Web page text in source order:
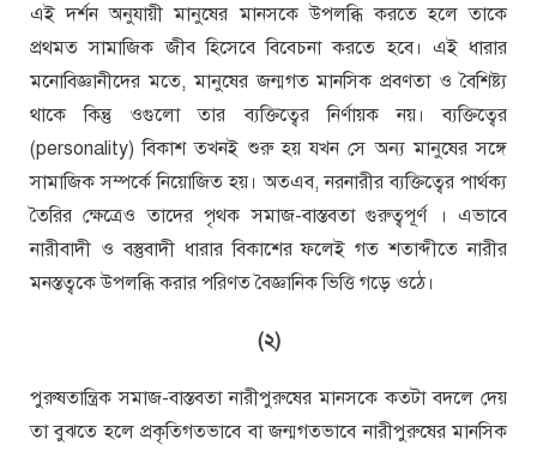
এই দর্শন অনুযায়ী মানুষের মানসকে উপলব্ধি করতে হলে তাকে
প্রথমত সামাজিক জীব হিসেবে বিবেচনা করতে হবে। এই ধারার
মনোবিজ্ঞানীদের মতে, মানুষের জন্মগত মানসিক প্রবণতা ও বৈশিষ্ট্য
থাকে কিন্তু ওগুলো তার ব্যক্তিত্বের নির্ণায়ক নয়। ব্যক্তিত্বের
(personality) বিকাশ তখনই শুরু হয় যখন সে অন্য মানুষের সঙ্গে
সামাজিক সম্পর্কে নিয়োজিত হয়। অতএব, নরনারীর ব্যক্তিত্বের পার্থক্য
তৈরির ক্ষেত্রেও তাদের পৃথক সমাজ-বাস্তবতা গুরুত্বপূর্ণ । এভাবে
নারীবাদী ও বস্তুবাদী ধারার বিকাশের ফলেই গত শতাব্দীতে নারীর
মনস্তত্বকে উপলব্ধি করার পরিণত বৈজ্ঞানিক ভিত্তি গড়ে ওঠে।
(২)
পুরুষতান্ত্রিক সমাজ-বাস্তবতা নারীপুরুষের মানসকে কতটা বদলে দেয়
তা বুঝতে হলে প্রকৃতিগতভাবে বা জন্মগতভাবে নারীপুরুষের মানসিক